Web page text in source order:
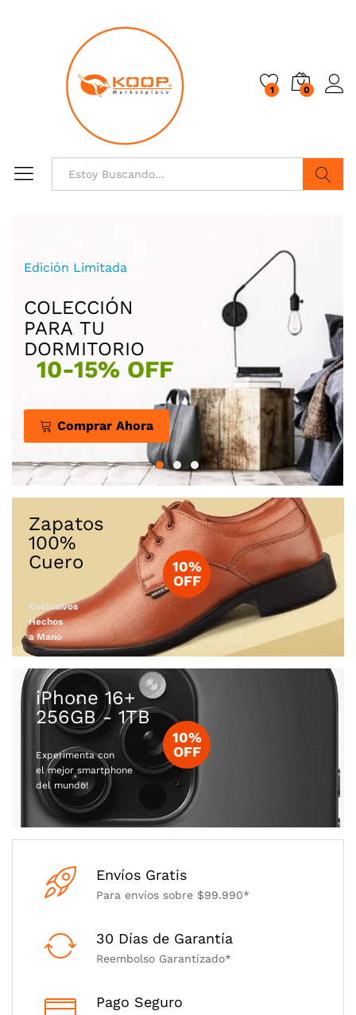
1 0
Marcas Seleccionadas
ZAPATILLAS
Hombre
Mujer
Comprar Ahora
Zapatos
100%
Exclusivos
Hechos
a Mano
10%
OFF
iPhone 16+
256GB - 1TB
Experimenta con
el mejor smartphone
del mundo!
10%
OFF
Envíos Gratis
Para envíos sobre $99.990*
30 Días de Garantía
Reembolso Garantizado*
Pago Seguro